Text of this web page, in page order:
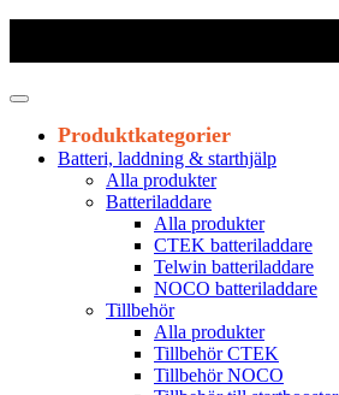
Produktkategorier
Batteri, laddning & starthjälp
Alla produkter
Batteriladdare
Alla produkter
CTEK batteriladdare
Telwin batteriladdare
NOCO batteriladdare
Tillbehör
Alla produkter
Tillbehör CTEK
Tillbehör NOCO